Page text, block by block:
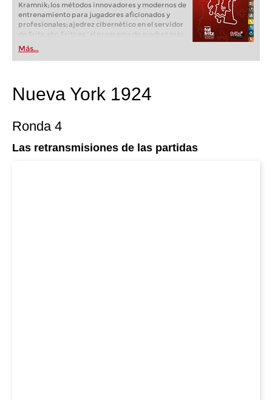
Kramnik; los métodos innovadores y modernos de
entrenamiento para jugadores aficionados y
profesionales; ajedrez cibernético en el servidor
popular de Alemania” (Der Spiegel) y ofrece todo
lo que necesita el ajedrecista. La novedad más
espectacular: Fritz 17 incluye el módulo basado
Más...
Nueva York 1924
Ronda 4
Las retransmisiones de las partidas